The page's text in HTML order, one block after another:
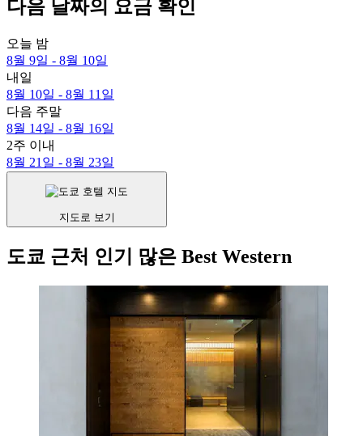
다음 날짜의 요금 확인
오늘 밤
8월 9일 - 8월 10일
내일
8월 10일 - 8월 11일
다음 주말
8월 14일 - 8월 16일
2주 이내
8월 21일 - 8월 23일
지도로 보기
도쿄 근처 인기 많은 Best Western